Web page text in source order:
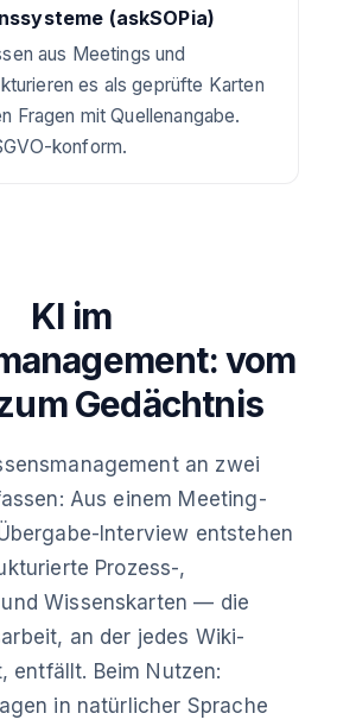
(askSOPia)
aus Meetings und
es als geprüfte Karten
Fragen mit Quellenangabe.
konform.
KI im
vom
Gedächtnis
an zwei
Aus einem Meeting-
Interview entstehen
Prozess-,
Wissenskarten — die
an der jedes Wiki-
entfällt. Beim Nutzen:
in natürlicher Sprache